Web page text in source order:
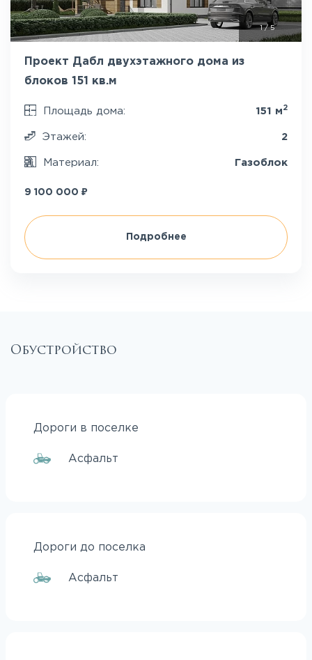
1/5
Проект Дабл двухэтажного дома из
блоков 151 кв.м
Площадь дома: 151 м 2
Этажей: 2
Материал: Газоблок
9 100 000 ₽
Подробнее
Обустройство
Дороги в поселке
Асфальт
Дороги до поселка
Асфальт